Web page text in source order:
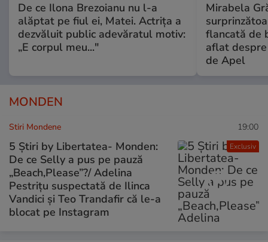
De ce Ilona Brezoianu nu l-a
alăptat pe fiul ei, Matei. Actrița a
dezvăluit public adevăratul motiv:
„E corpul meu..."
Mirabela
flancată de
aflat
de Apel
MONDEN
Exclusiv
Stiri Mondene 19:00
5 Știri by Libertatea- Monden:
De ce Selly a pus pe pauză
„Beach,Please”?/ Adelina
Pestrițu suspectată de Ilinca
Vandici și Teo Trandafir că le-a
blocat pe Instagram